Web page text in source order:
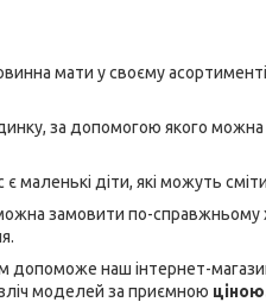
мати у своєму асортименті
за допомогою якого
діти, які можуть
замовити по-
допоможе наш інтернет-
моделей за приємною